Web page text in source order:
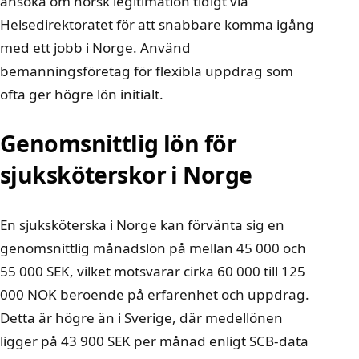
Helsedirektoratet för att snabbare komma igång
med ett jobb i Norge. Använd
bemanningsföretag för flexibla uppdrag som
ofta ger högre lön initialt.
Genomsnittlig lön för
sjuksköterskor i Norge
En sjuksköterska i Norge kan förvänta sig en
genomsnittlig månadslön på mellan 45 000 och
55 000 SEK, vilket motsvarar cirka 60 000 till 125
000 NOK beroende på erfarenhet och uppdrag.
Detta är högre än i Sverige, där medellönen
ligger på 43 900 SEK per månad enligt SCB-data